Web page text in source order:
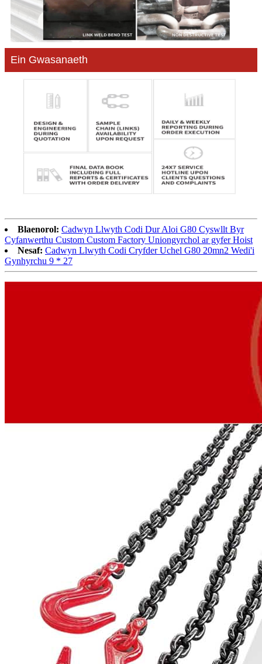
Ein Gwasanaeth
Blaenorol: Cadwyn Llwyth Codi Dur Aloi G80 Cyswllt Byr
Cyfanwerthu Custom Custom Factory Uniongyrchol ar gyfer Hoist
Nesaf: Cadwyn Llwyth Codi Cryfder Uchel G80 20mn2 Wedi'i
Gynhyrchu 9 * 27